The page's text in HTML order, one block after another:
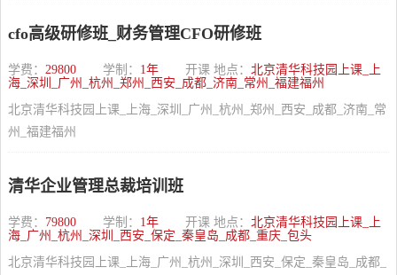
cfo高级研修班_财务管理CFO研修班
学费： 29800 学制： 1年 开课 地点： 北京清华科技园上课_上
海_深圳_广州_杭州_郑州_西安_成都_济南_常州_福建福州
北京清华科技园上课_上海_深圳_广州_杭州_郑州_西安_成都_济南_常
州_福建福州
清华企业管理总裁培训班
学费： 79800 学制： 1年 开课 地点： 北京清华科技园上课_上
海_广州_杭州_深圳_西安_保定_秦皇岛_成都_重庆_包头
北京清华科技园上课_上海_广州_杭州_深圳_西安_保定_秦皇岛_成都_